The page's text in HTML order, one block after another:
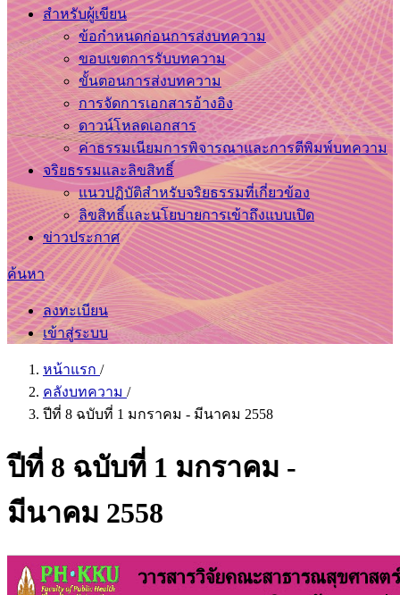
สำหรับผู้เขียน
ข้อกำหนดก่อนการส่งบทความ
ขอบเขตการรับบทความ
ขั้นตอนการส่งบทความ
การจัดการเอกสารอ้างอิง
ดาวน์โหลดเอกสาร
ค่าธรรมเนียมการพิจารณาและการตีพิมพ์บทความ
จริยธรรมและลิขสิทธิ์
แนวปฏิบัติสำหรับจริยธรรมที่เกี่ยวข้อง
ลิขสิทธิ์และนโยบายการเข้าถึงแบบเปิด
ข่าวประกาศ
ค้นหา
ลงทะเบียน
เข้าสู่ระบบ
หน้าแรก /
คลังบทความ /
ปีที่ 8 ฉบับที่ 1 มกราคม - มีนาคม 2558
ปีที่ 8 ฉบับที่ 1 มกราคม -
มีนาคม 2558